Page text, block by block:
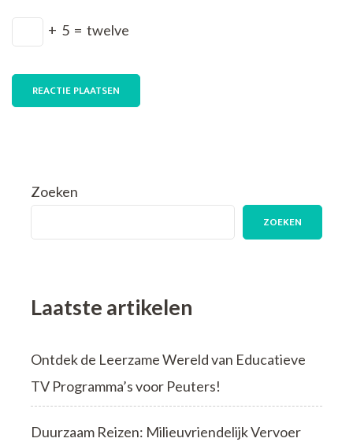
+ 5 = twelve
Zoeken
ZOEKEN
Laatste artikelen
Ontdek de Leerzame Wereld van Educatieve
TV Programma’s voor Peuters!
Duurzaam Reizen: Milieuvriendelijk Vervoer